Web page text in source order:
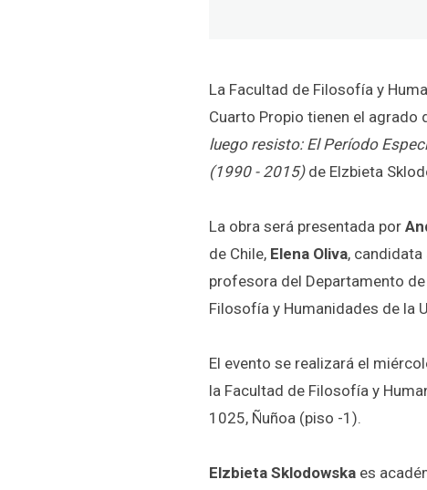
La Facultad de Filosofía y
Cuarto Propio tienen el agrado
luego resisto: El Período
(1990 - 2015) de Elzbieta
La obra será presentada por
de Chile, Elena Oliva,
profesora del Departamento
Filosofía y Humanidades de la
El evento se realizará el
la Facultad de Filosofía y
1025, Ñuñoa (piso -1).
Elzbieta Sklodowska es